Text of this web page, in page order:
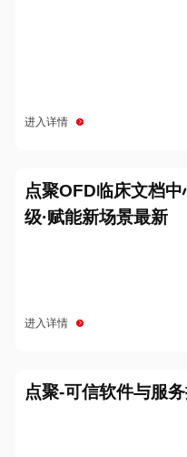
进入详情
点聚OFD临床文档
级·赋能新场景最新
进入详情
点聚-可信软件与服